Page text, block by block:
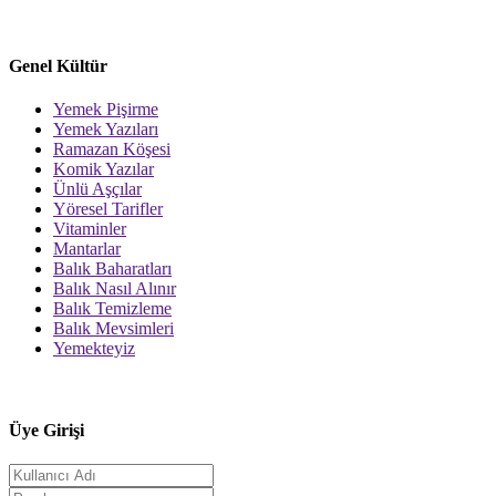
Genel Kültür
Yemek Pişirme
Yemek Yazıları
Ramazan Köşesi
Komik Yazılar
Ünlü Aşçılar
Yöresel Tarifler
Vitaminler
Mantarlar
Balık Baharatları
Balık Nasıl Alınır
Balık Temizleme
Balık Mevsimleri
Yemekteyiz
Üye Girişi